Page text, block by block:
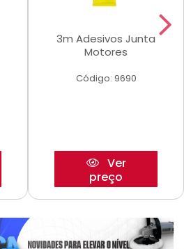
3m Adesivos Junta
Motores
Código: 9690
Ver
preço